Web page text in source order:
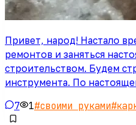
Привет, народ! Настало
ремонтов и заняться
строительством. Будем
инструмента. По
7 1#своими руками#